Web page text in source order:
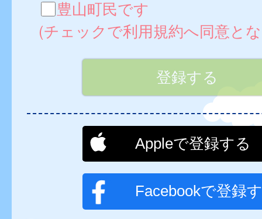
豊山町民です
(チェックで利用規約へ同意と
Appleで登録する
Facebookで登録